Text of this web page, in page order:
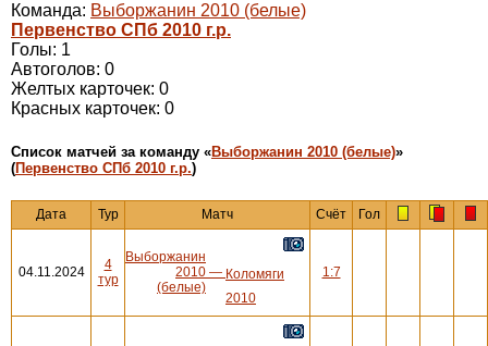
Команда: Выборжанин 2010 (белые)
Первенство СПб 2010 г.р.
Голы: 1
Автоголов: 0
Желтых карточек: 0
Красных карточек: 0
Cписок матчей за команду «Выборжанин 2010 (белые)»
(Первенство СПб 2010 г.р.)
Дата Тур Матч Счёт Гол
04.11.2024
4
тур
Выборжанин
2010
(белые)
— Коломяги
2010
1:7